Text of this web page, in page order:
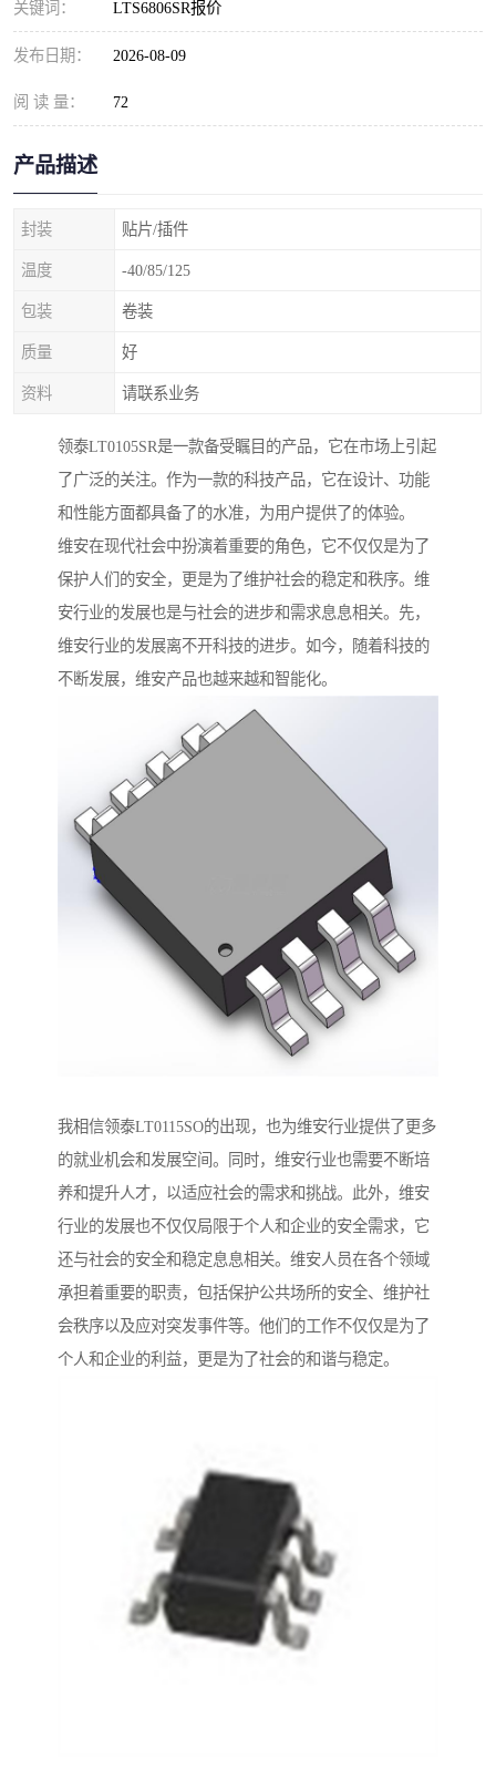
关键词： LTS6806SR报价
发布日期： 2026-08-09
阅 读 量： 72
产品描述
封装 贴片/插件
温度 -40/85/125
包装 卷装
质量 好
资料 请联系业务
领泰LT0105SR是一款备受瞩目的产品，它在市场上引起
了广泛的关注。作为一款的科技产品，它在设计、功能
和性能方面都具备了的水准，为用户提供了的体验。
维安在现代社会中扮演着重要的角色，它不仅仅是为了
保护人们的安全，更是为了维护社会的稳定和秩序。维
安行业的发展也是与社会的进步和需求息息相关。先，
维安行业的发展离不开科技的进步。如今，随着科技的
不断发展，维安产品也越来越和智能化。
我相信领泰LT0115SO的出现，也为维安行业提供了更多
的就业机会和发展空间。同时，维安行业也需要不断培
养和提升人才，以适应社会的需求和挑战。此外，维安
行业的发展也不仅仅局限于个人和企业的安全需求，它
还与社会的安全和稳定息息相关。维安人员在各个领域
承担着重要的职责，包括保护公共场所的安全、维护社
会秩序以及应对突发事件等。他们的工作不仅仅是为了
个人和企业的利益，更是为了社会的和谐与稳定。